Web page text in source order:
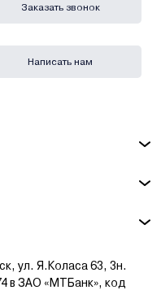
ул. Я.Коласа 63, 3н.
в ЗАО «МТБанк», код
Заказать звонок
Написать нам